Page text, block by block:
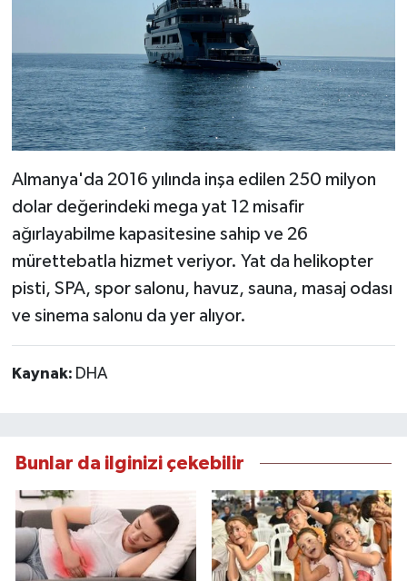
Almanya'da 2016 yılında inşa edilen 250 milyon
dolar değerindeki mega yat 12 misafir
ağırlayabilme kapasitesine sahip ve 26
mürettebatla hizmet veriyor. Yat da helikopter
pisti, SPA, spor salonu, havuz, sauna, masaj odası
ve sinema salonu da yer alıyor.
Kaynak: DHA
Bunlar da ilginizi çekebilir